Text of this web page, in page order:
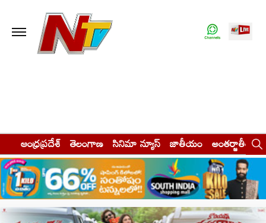
ఆంధ్రప్రదేశ్ తెలంగాణ సినిమా న్యూస్ జాతీయం అంతర్జాతీయం